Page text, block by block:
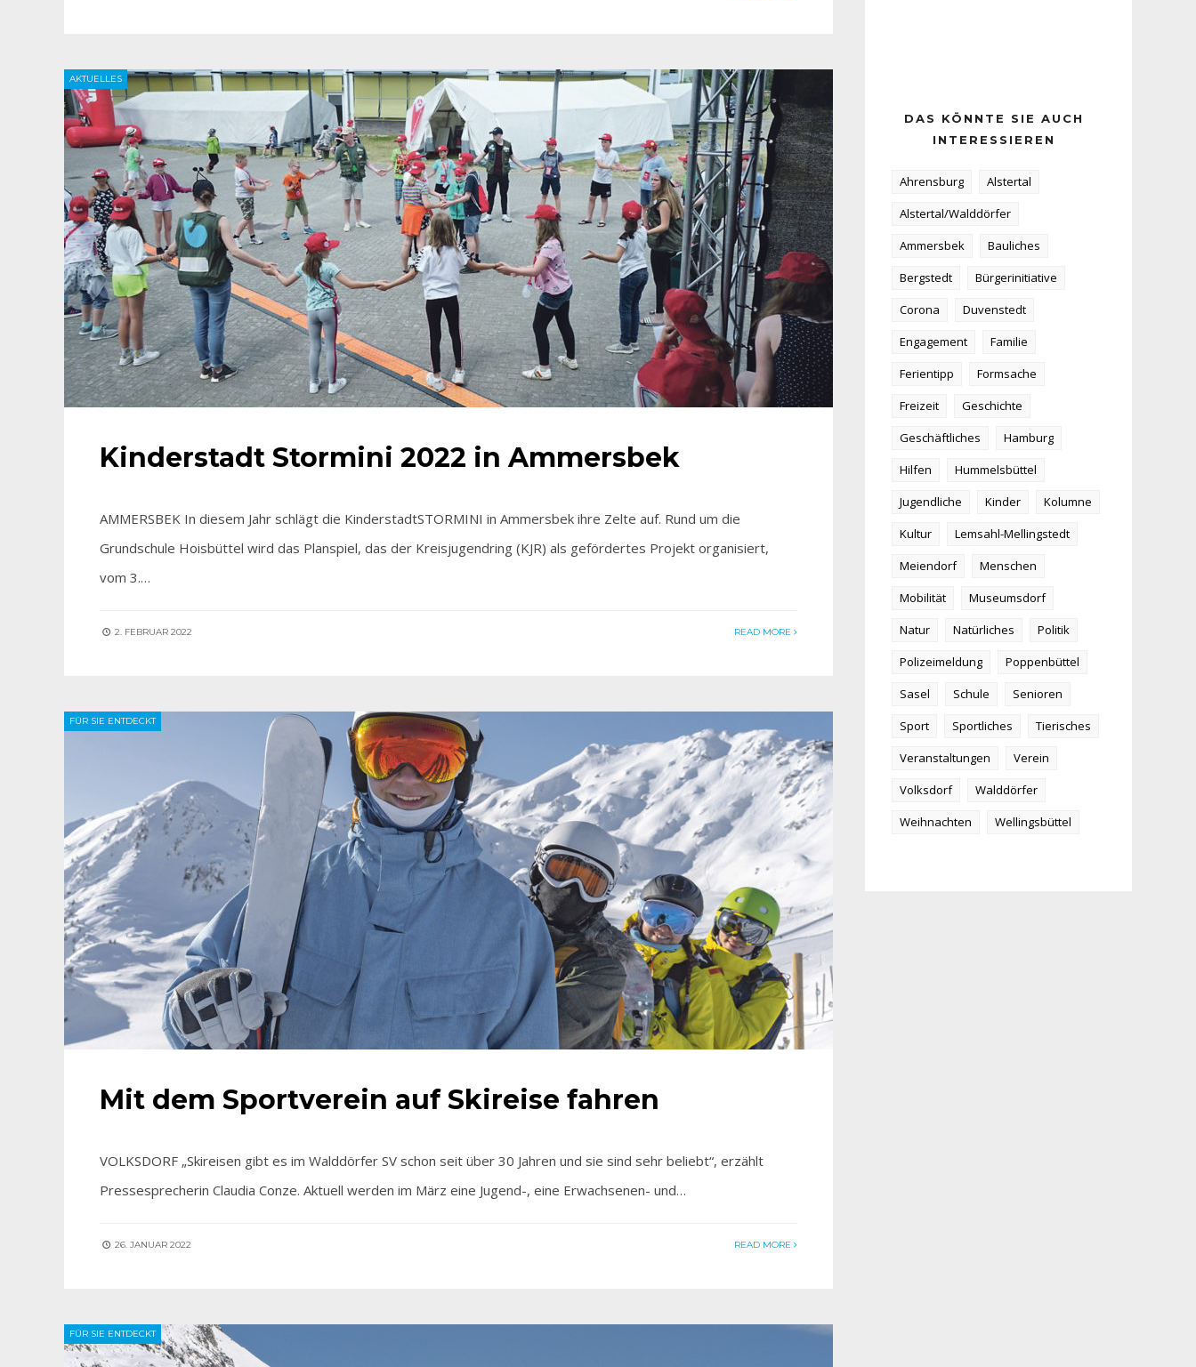
AKTUELLES
Kinderstadt Stormini 2022 in Ammersbek
AMMERSBEK In diesem Jahr schlägt die KinderstadtSTORMINI in Ammersbek ihre Zelte auf. Rund um die
Grundschule Hoisbüttel wird das Planspiel, das der Kreisjugendring (KJR) als gefördertes Projekt organisiert,
vom 3.…
2. FEBRUAR 2022 READ MORE
FÜR SIE ENTDECKT
Mit dem Sportverein auf Skireise fahren
VOLKSDORF „Skireisen gibt es im Walddörfer SV schon seit über 30 Jahren und sie sind sehr beliebt“, erzählt
Pressesprecherin Claudia Conze. Aktuell werden im März eine Jugend-, eine Erwachsenen- und…
26. JANUAR 2022 READ MORE
FÜR SIE ENTDECKT
DAS KÖNNTE SIE AUCH
INTERESSIEREN
Ahrensburg
Alstertal
Alstertal/Walddörfer
Ammersbek
Bauliches
Bergstedt
Bürgerinitiative
Corona
Duvenstedt
Engagement
Familie
Ferientipp
Formsache
Freizeit
Geschichte
Geschäftliches
Hamburg
Hilfen
Hummelsbüttel
Jugendliche
Kinder
Kolumne
Kultur
Lemsahl-Mellingstedt
Meiendorf
Menschen
Mobilität
Museumsdorf
Natur
Natürliches
Politik
Polizeimeldung
Poppenbüttel
Sasel
Schule
Senioren
Sport
Sportliches
Tierisches
Veranstaltungen
Verein
Volksdorf
Walddörfer
Weihnachten
Wellingsbüttel